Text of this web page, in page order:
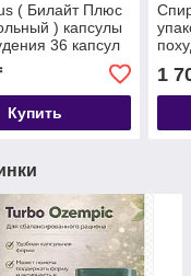
( Билайт Плюс
) капсулы
36 капсул
Купить
1